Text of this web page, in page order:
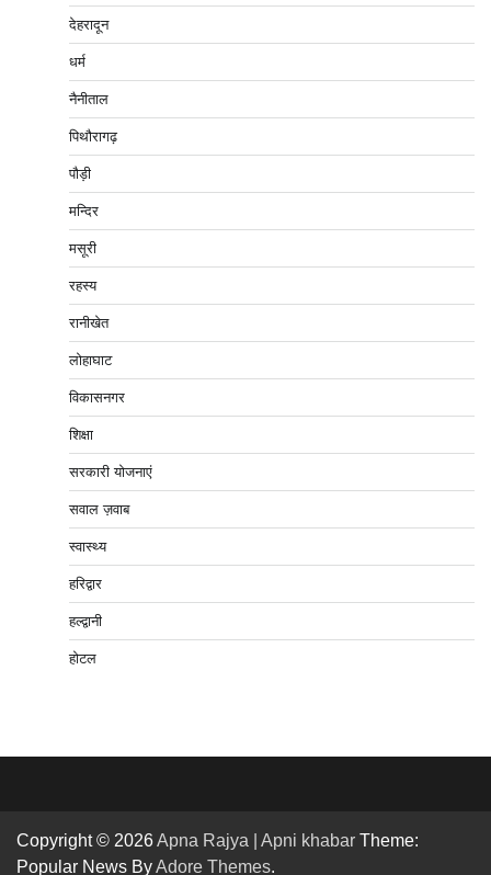
देहरादून
धर्म
नैनीताल
पिथौरागढ़
पौड़ी
मन्दिर
मसूरी
रहस्य
रानीखेत
लोहाघाट
विकासनगर
शिक्षा
सरकारी योजनाएं
सवाल ज़वाब
स्वास्थ्य
हरिद्वार
हल्द्वानी
होटल
Copyright © 2026Apna Rajya | Apni khabar Theme:
Popular News ByAdore Themes.